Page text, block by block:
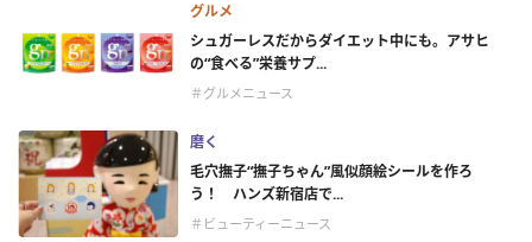
グルメ
シュガーレスだからダイエット中にも。アサヒ
の“食べる”栄養サプ...
＃グルメニュース
磨く
毛穴撫子“撫子ちゃん”風似顔絵シールを作ろ
う！ ハンズ新宿店で...
＃ビューティーニュース